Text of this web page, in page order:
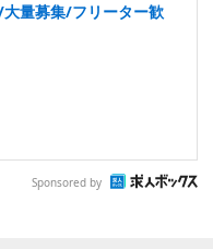
量募集/フリーター歓
Sponsored by